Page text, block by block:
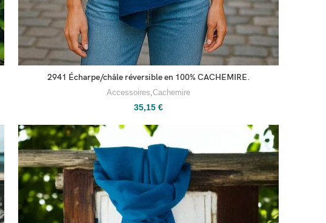
2941 Écharpe/châle réversible en 100% CACHEMIRE.
Accessoires,Cachemire
35,15€